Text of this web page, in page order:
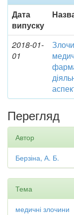
Дата
випуску
2018-01-
01
Перегляд
Автор
Берзіна, А. Б.
Тема
медичні злочини